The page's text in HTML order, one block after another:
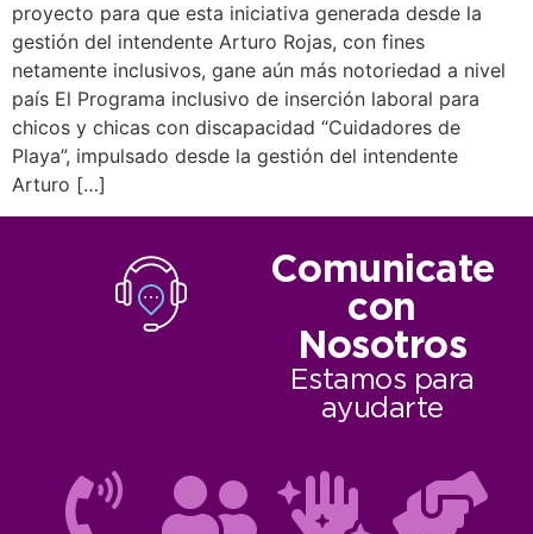
proyecto para que esta iniciativa generada desde la
gestión del intendente Arturo Rojas, con fines
netamente inclusivos, gane aún más notoriedad a nivel
país El Programa inclusivo de inserción laboral para
chicos y chicas con discapacidad “Cuidadores de
Playa”, impulsado desde la gestión del intendente
Arturo […]
Comunicate
con
Nosotros
Estamos para
ayudarte